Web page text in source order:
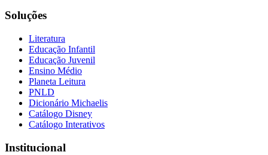
Soluções
Literatura
Educação Infantil
Educação Juvenil
Ensino Médio
Planeta Leitura
PNLD
Dicionário Michaelis
Catálogo Disney
Catálogo Interativos
Institucional